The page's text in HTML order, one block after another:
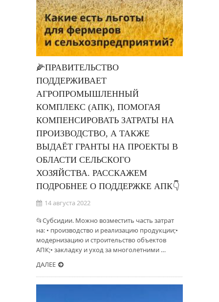
🌽ПРАВИТЕЛЬСТВО
ПОДДЕРЖИВАЕТ
АГРОПРОМЫШЛЕННЫЙ
КОМПЛЕКС (АПК), ПОМОГАЯ
КОМПЕНСИРОВАТЬ ЗАТРАТЫ НА
ПРОИЗВОДСТВО, А ТАКЖЕ
ВЫДАЁТ ГРАНТЫ НА ПРОЕКТЫ В
ОБЛАСТИ СЕЛЬСКОГО
ХОЗЯЙСТВА. РАССКАЖЕМ
ПОДРОБНЕЕ О ПОДДЕРЖКЕ АПК👇
14 августа 2022
📂Субсидии. Можно возместить часть затрат
на: • производство и реализацию продукции;•
модернизацию и строительство объектов
АПК;• закладку и уход за многолетними …
ДАЛЕЕ